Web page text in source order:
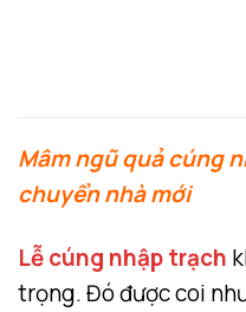
Mâm ngũ quả cúng
chuyển nhà mới
Lễ cúng nhập trạch
trọng. Đó được coi